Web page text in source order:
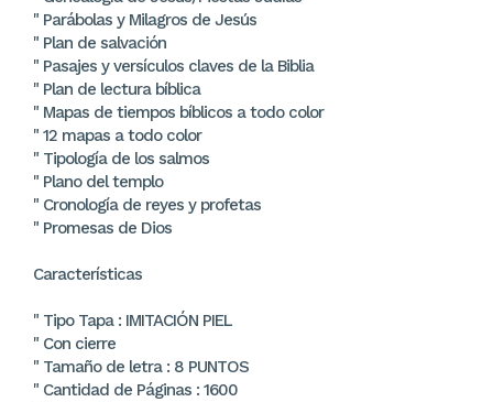
" Parábolas y Milagros de Jesús
" Plan de salvación
" Pasajes y versículos claves de la Biblia
" Plan de lectura bíblica
" Mapas de tiempos bíblicos a todo color
" 12 mapas a todo color
" Tipología de los salmos
" Plano del templo
" Cronología de reyes y profetas
" Promesas de Dios
Características
" Tipo Tapa : IMITACIÓN PIEL
" Con cierre
" Tamaño de letra : 8 PUNTOS
" Cantidad de Páginas : 1600